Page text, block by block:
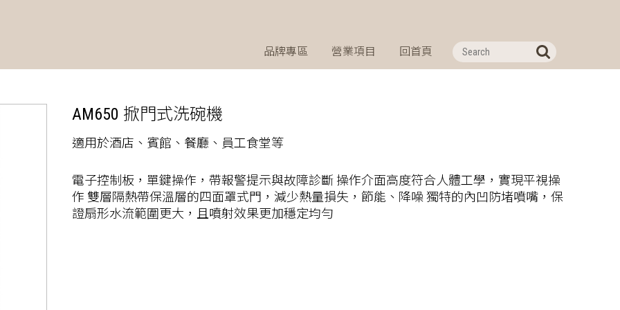
品牌專區 營業項目 回首頁
AM650 掀門式洗碗機
適用於酒店、賓館、餐廳、員工食堂等
電子控制板，單鍵操作，帶報警提示與故障診斷 操作介面高度符合人體工學，實現平視操
作 雙層隔熱帶保溫層的四面罩式門，減少熱量損失，節能、降噪 獨特的內凹防堵噴嘴，保
證扇形水流範圍更大，且噴射效果更加穩定均勻